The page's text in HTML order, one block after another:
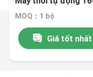
MOQ：1 bộ
Giá tốt nhất